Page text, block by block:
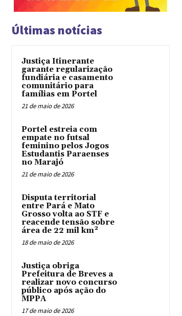
Últimas notícias
Justiça Itinerante
garante regularização
fundiária e casamento
comunitário para
famílias em Portel
21 de maio de 2026
Portel estreia com
empate no futsal
feminino pelos Jogos
Estudantis Paraenses
no Marajó
21 de maio de 2026
Disputa territorial
entre Pará e Mato
Grosso volta ao STF e
reacende tensão sobre
área de 22 mil km²
18 de maio de 2026
Justiça obriga
Prefeitura de Breves a
realizar novo concurso
público após ação do
MPPA
17 de maio de 2026